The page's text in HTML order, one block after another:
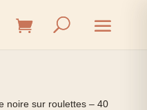
noire sur roulettes – 40